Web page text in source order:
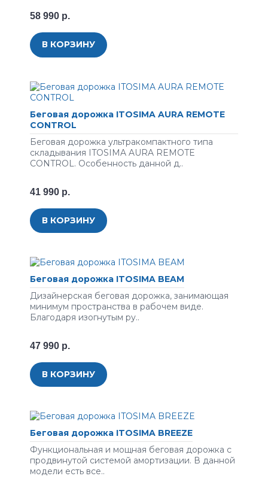
58 990 р.
В КОРЗИНУ
Беговая дорожка ITOSIMA AURA REMOTE
CONTROL
Беговая дорожка ультракомпактного типа
складывания ITOSIMA AURA REMOTE
CONTROL. Особенность данной д..
41 990 р.
В КОРЗИНУ
Беговая дорожка ITOSIMA BEAM
Дизайнерская беговая дорожка, занимающая
минимум пространства в рабочем виде.
Благодаря изогнутым ру..
47 990 р.
В КОРЗИНУ
Беговая дорожка ITOSIMA BREEZE
Функциональная и мощная беговая дорожка с
продвинутой системой амортизации. В данной
модели есть все..